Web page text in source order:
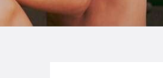
TIENDA FAMILY
WEBCAM SALINAS